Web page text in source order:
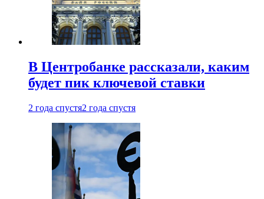
В Центробанке рассказали, каким
будет пик ключевой ставки
2 года спустя2 года спустя